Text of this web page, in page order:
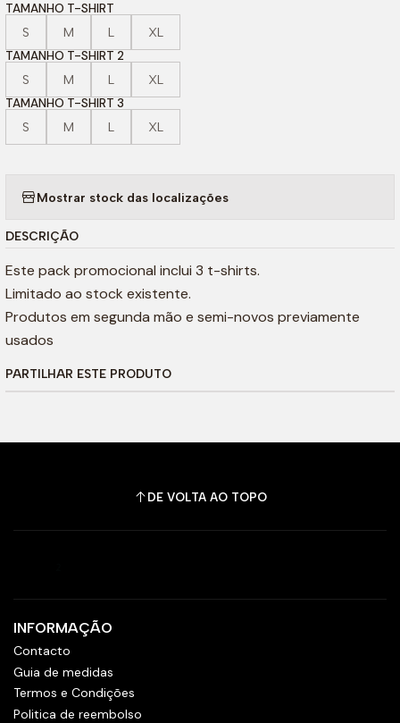
TAMANHO T-SHIRT
S M L XL
TAMANHO T-SHIRT 2
S M L XL
TAMANHO T-SHIRT 3
S M L XL
Mostrar stock das localizações
DESCRIÇÃO
Este pack promocional inclui 3 t-shirts.
Limitado ao stock existente.
Produtos em segunda mão e semi-novos previamente
usados
PARTILHAR ESTE PRODUTO
DE VOLTA AO TOPO
INFORMAÇÃO
Contacto
Guia de medidas
Termos e Condições
Politica de reembolso